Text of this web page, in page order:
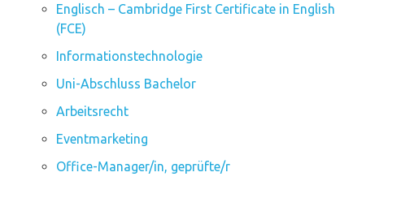
Englisch – Cambridge First Certificate in English
(FCE)
Informationstechnologie
Uni-Abschluss Bachelor
Arbeitsrecht
Eventmarketing
Office-Manager/in, geprüfte/r